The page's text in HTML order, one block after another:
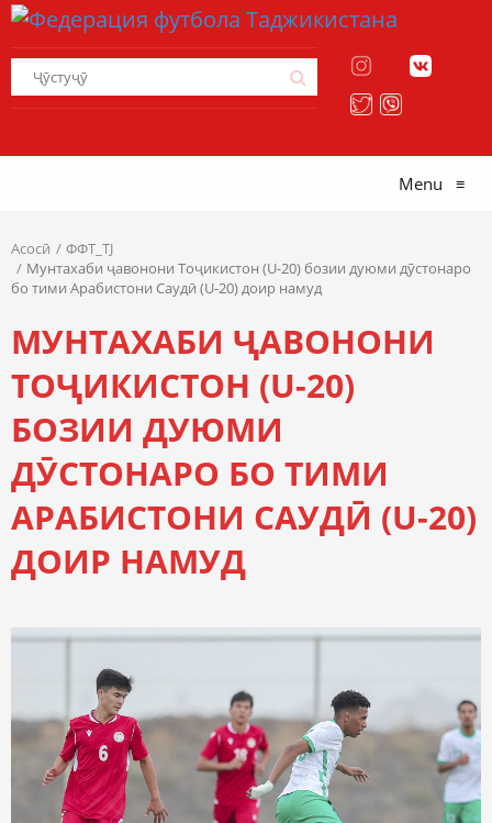
Menu ≡
Асосӣ
ФФТ_TJ
Мунтахаби ҷавонони Тоҷикистон (U-20) бозии дуюми дӯстонаро
бо тими Арабистони Саудӣ (U-20) доир намуд
МУНТАХАБИ ҶАВОНОНИ
ТОҶИКИСТОН (U-20)
БОЗИИ ДУЮМИ
ДӮСТОНАРО БО ТИМИ
АРАБИСТОНИ САУДӢ (U-20)
ДОИР НАМУД